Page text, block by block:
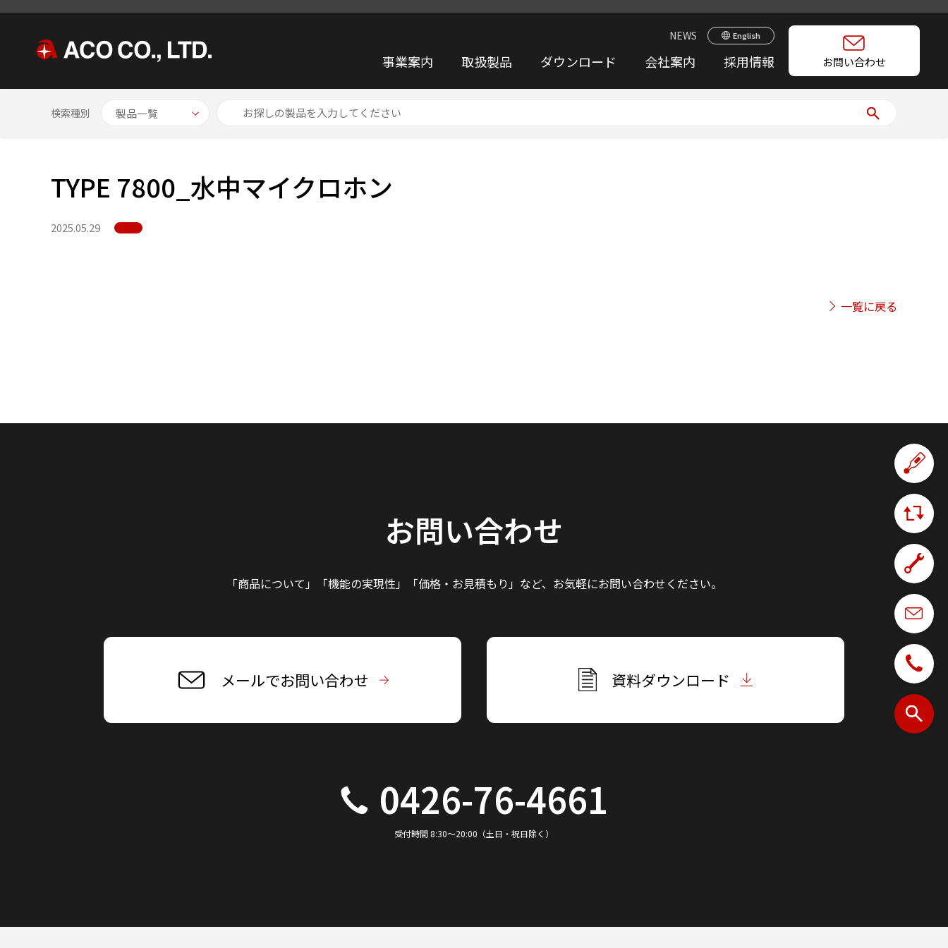
NEWS English
事業案内 取扱製品 ダウンロード 会社案内 採用情報 お問い合わせ
検索種別
HOME TYPE 7800_水中マイクロホン
TYPE 7800_水中マイクロホン
2025.05.29
一覧に戻る
お問い合わせ
「商品について」「機能の実現性」 「価格・お見積もり」など、 お気軽にお問い合わせください。
メールでお問い合わせ 資料ダウンロード
0426-76-4661
受付時間 8:30～20:00（土日・祝日除く）